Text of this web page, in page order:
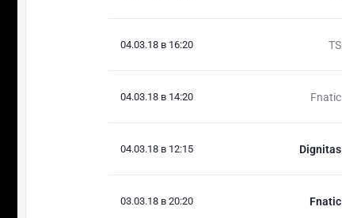
04.03.18 в 16:20 TS
04.03.18 в 14:20 Fnatic
04.03.18 в 12:15 Dignitas
03.03.18 в 20:20 Fnatic